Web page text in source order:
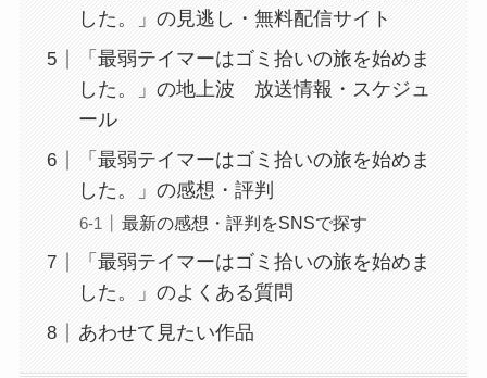
した。」の見逃し・無料配信サイト
「最弱テイマーはゴミ拾いの旅を始めま
した。」の地上波 放送情報・スケジュ
ール
「最弱テイマーはゴミ拾いの旅を始めま
した。」の感想・評判
最新の感想・評判をSNSで探す
「最弱テイマーはゴミ拾いの旅を始めま
した。」のよくある質問
あわせて見たい作品